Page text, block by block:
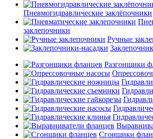
Пневмогидравлические заклёпочники
заклепочники
Ручные
Разгонщики
Сгонщики